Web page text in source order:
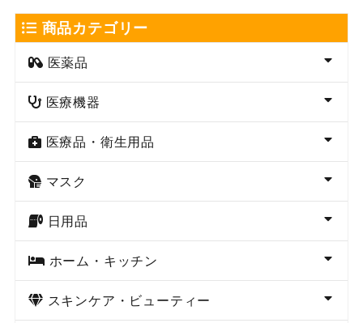
商品カテゴリー
医薬品
医療機器
医療品・衛生用品
マスク
日用品
ホーム・キッチン
スキンケア・ビューティー